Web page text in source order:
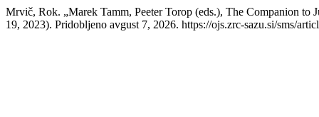
Mrvič, Rok. „Marek Tamm, Peeter Torop (eds.), The Companion
19, 2023). Pridobljeno avgust 7, 2026. https://ojs.zrc-sazu.si/sms/